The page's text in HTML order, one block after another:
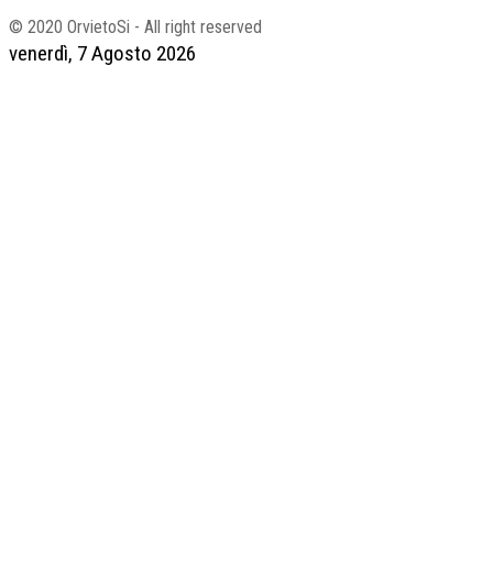
venerdì, 7 Agosto 2026
© 2020 OrvietoSi - All right reserved